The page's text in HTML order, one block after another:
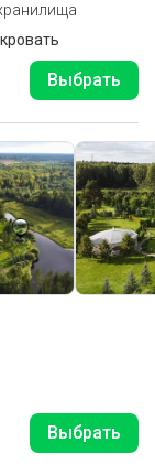
Выбрать
Выбрать